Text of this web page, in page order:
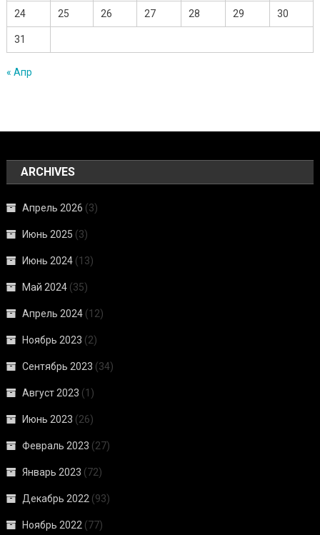
24 25 26 27 28 29 30
31
« Апр
ARCHIVES
Апрель 2026 (3)
Июнь 2025 (3)
Июнь 2024 (13)
Май 2024 (35)
Апрель 2024 (12)
Ноябрь 2023 (2)
Сентябрь 2023 (34)
Август 2023 (1)
Июнь 2023 (26)
Февраль 2023 (27)
Январь 2023 (72)
Декабрь 2022 (93)
Ноябрь 2022 (77)